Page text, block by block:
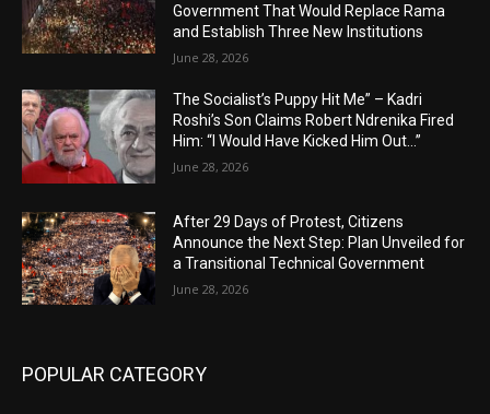
Government That Would Replace Rama
and Establish Three New Institutions
June 28, 2026
The Socialist’s Puppy Hit Me” – Kadri
Roshi’s Son Claims Robert Ndrenika Fired
Him: “I Would Have Kicked Him Out…”
June 28, 2026
After 29 Days of Protest, Citizens
Announce the Next Step: Plan Unveiled for
a Transitional Technical Government
June 28, 2026
POPULAR CATEGORY